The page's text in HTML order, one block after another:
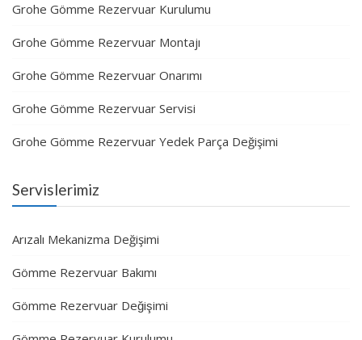
Grohe Gömme Rezervuar Kurulumu
Grohe Gömme Rezervuar Montajı
Grohe Gömme Rezervuar Onarımı
Grohe Gömme Rezervuar Servisi
Grohe Gömme Rezervuar Yedek Parça Değişimi
Servislerimiz
Arızalı Mekanizma Değişimi
Gömme Rezervuar Bakımı
Gömme Rezervuar Değişimi